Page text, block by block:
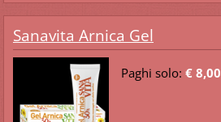
Sanavita Arnica Gel
Paghi solo: € 8,00